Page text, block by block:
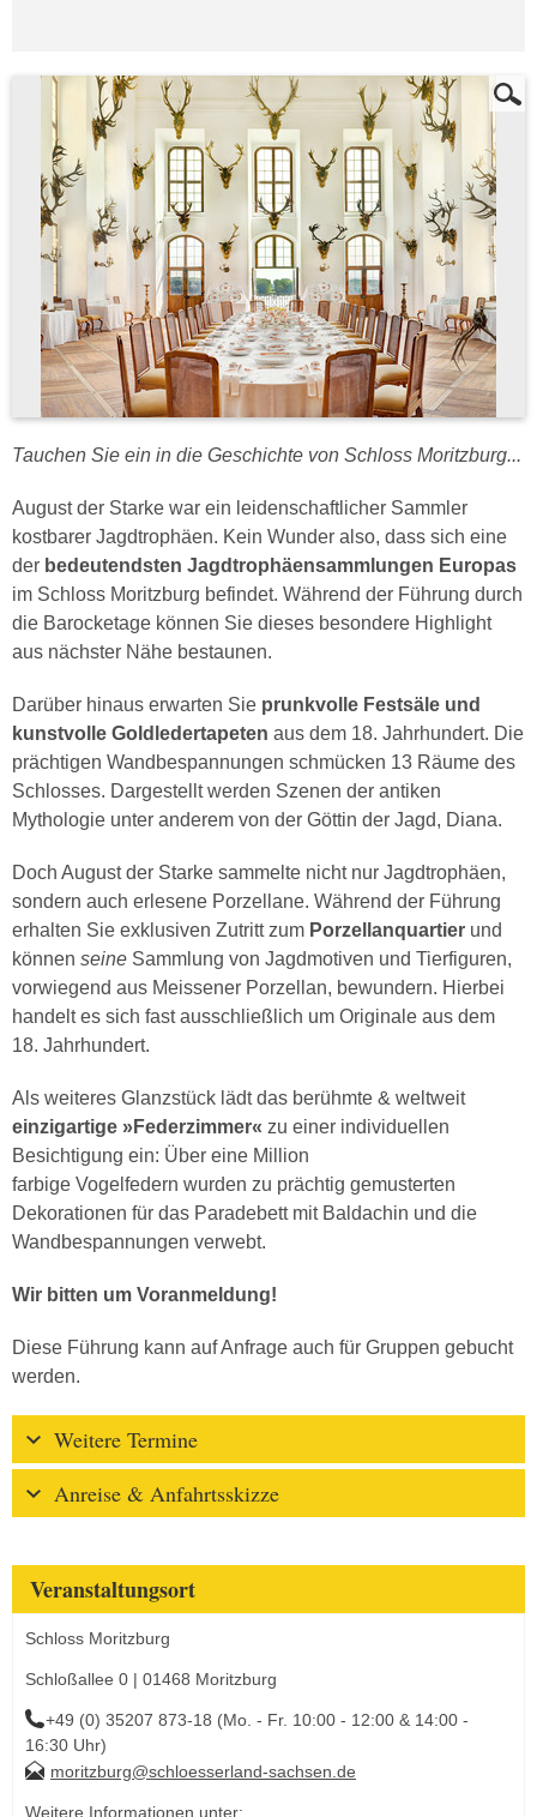
Tauchen Sie ein in die Geschichte von Schloss Moritzburg...
August der Starke war ein leidenschaftlicher Sammler
kostbarer Jagdtrophäen. Kein Wunder also, dass sich eine
der bedeutendsten Jagdtrophäensammlungen Europas
im Schloss Moritzburg befindet. Während der Führung durch
die Barocketage können Sie dieses besondere Highlight
aus nächster Nähe bestaunen.
Darüber hinaus erwarten Sie prunkvolle Festsäle und
kunstvolle Goldledertapeten aus dem 18. Jahrhundert. Die
prächtigen Wandbespannungen schmücken 13 Räume des
Schlosses. Dargestellt werden Szenen der antiken
Mythologie unter anderem von der Göttin der Jagd, Diana.
Doch August der Starke sammelte nicht nur Jagdtrophäen,
sondern auch erlesene Porzellane. Während der Führung
erhalten Sie exklusiven Zutritt zum Porzellanquartier und
können seine Sammlung von Jagdmotiven und Tierfiguren,
vorwiegend aus Meissener Porzellan, bewundern. Hierbei
handelt es sich fast ausschließlich um Originale aus dem
18. Jahrhundert.
Als weiteres Glanzstück lädt das berühmte & weltweit
einzigartige »Federzimmer« zu einer individuellen
Besichtigung ein: Über eine Million
farbige Vogelfedern wurden zu prächtig gemusterten
Dekorationen für das Paradebett mit Baldachin und die
Wandbespannungen verwebt.
Wir bitten um Voranmeldung!
Diese Führung kann auf Anfrage auch für Gruppen gebucht
werden.
Weitere Termine
Anreise & Anfahrtsskizze
Veranstaltungsort
Schloss Moritzburg
Schloßallee 0 | 01468 Moritzburg
+49 (0) 35207 873-18 (Mo. - Fr. 10:00 - 12:00 & 14:00 -
16:30 Uhr)
moritzburg@schloesserland-sachsen.de
Weitere Informationen unter: